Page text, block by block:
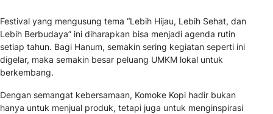
Festival yang mengusung tema “Lebih Hijau, Lebih Sehat, dan
Lebih Berbudaya” ini diharapkan bisa menjadi agenda rutin
setiap tahun. Bagi Hanum, semakin sering kegiatan seperti ini
digelar, maka semakin besar peluang UMKM lokal untuk
berkembang.
Dengan semangat kebersamaan, Komoke Kopi hadir bukan
hanya untuk menjual produk, tetapi juga untuk menginspirasi